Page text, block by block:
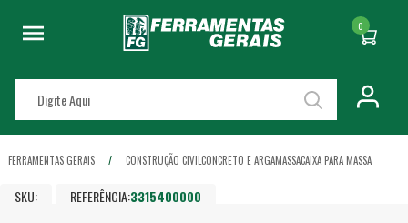
0
FERRAMENTAS GERAIS CONSTRUÇÃO CIVILCONCRETO E ARGAMASSACAIXA PARA MASSA
SKU: REFERÊNCIA:3315400000